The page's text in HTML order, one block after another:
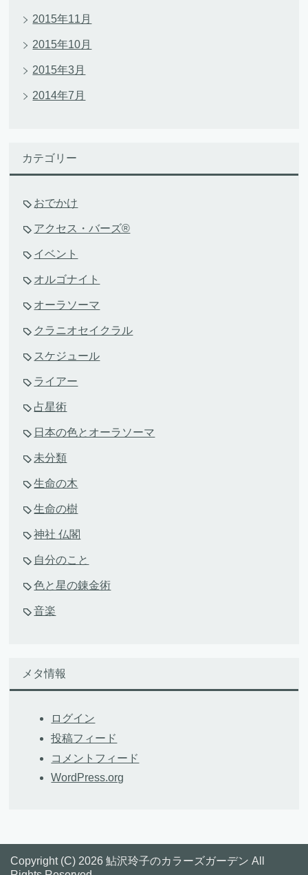
2015年11月
2015年10月
2015年3月
2014年7月
カテゴリー
おでかけ
アクセス・バーズ®
イベント
オルゴナイト
オーラソーマ
クラニオセイクラル
スケジュール
ライアー
占星術
日本の色とオーラソーマ
未分類
生命の木
生命の樹
神社 仏閣
自分のこと
色と星の錬金術
音楽
メタ情報
ログイン
投稿フィード
コメントフィード
WordPress.org
Copyright (C) 2026 鮎沢玲子のカラーズガーデン All